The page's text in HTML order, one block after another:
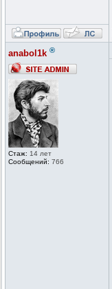
anabol1k ®
Стаж: 14 лет
Сообщений: 766